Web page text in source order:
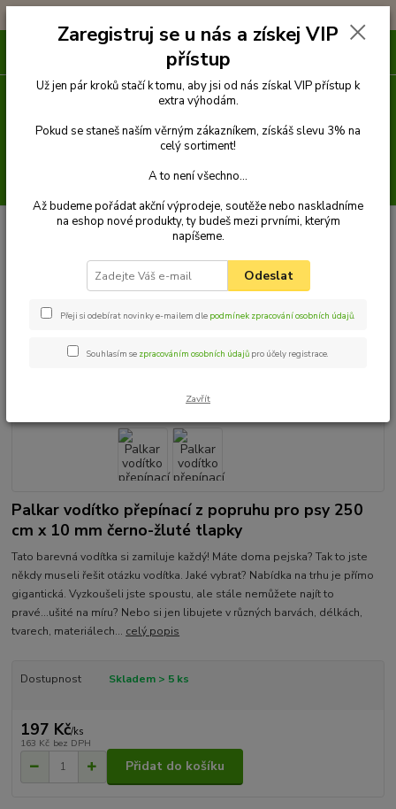
Venčení Vodítka Přepínací vodítka popruhová
Vodítko
Palkar vodítko přepínací z popruhu pro psy 250
Palkar vodítko přepínací z
popruhu pro psy 250 cm x 10 mm
černo-žluté tlapky
Palkar vodítko přepínací z popruhu pro psy 250
cm x 10 mm černo-žluté tlapky
Tato barevná vodítka si zamiluje každý! Máte doma pejska? Tak to jste
někdy museli řešit otázku vodítka. Jaké vybrat? Nabídka na trhu je přímo
gigantická. Vyzkoušeli jste spoustu, ale stále nemůžete najít to
pravé...ušité na míru? Nebo si jen libujete v různých barvách, délkách,
tvarech, materiálech... celý popis
Dostupnost Skladem > 5 ks
197 Kč/ks
163 Kč bez DPH
Přidat do košíku
Zaregistruj se u nás a získej VIP
přístup
Už jen pár kroků stačí k tomu, aby jsi od nás získal VIP přístup k
extra výhodám.
Pokud se staneš naším věrným zákazníkem, získáš slevu 3% na
celý sortiment!
A to není všechno...
Až budeme pořádat akční výprodeje, soutěže nebo naskladníme
na eshop nové produkty, ty budeš mezi prvními, kterým
napíšeme.
Odeslat
Přeji si odebírat novinky e-mailem dle podmínek zpracování osobních údajů.
Souhlasím se zpracováním osobních údajů pro účely registrace.
Zavřít